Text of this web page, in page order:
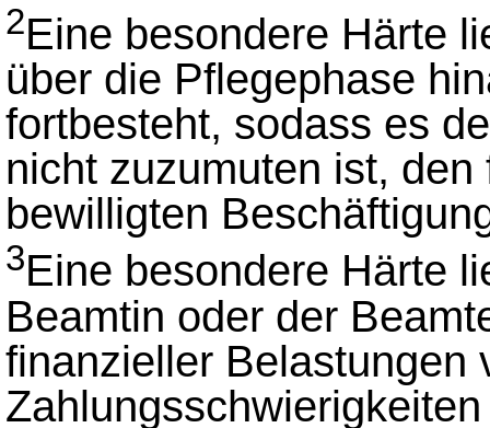
2Eine besondere Härte
über die Pflegephase
fortbesteht, sodass es
nicht zuzumuten ist,
bewilligten
3Eine besondere Härte
Beamtin oder der
finanzieller Belastungen